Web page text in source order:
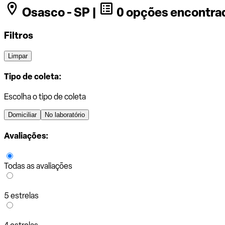
Osasco - SP | 0 opções
Filtros
Limpar
Tipo de coleta:
Escolha o tipo de coleta
Domiciliar No laboratório
Avaliações:
Todas as avaliações
5 estrelas